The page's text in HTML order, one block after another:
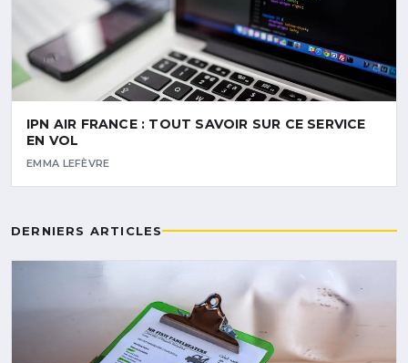
IPN AIR FRANCE : TOUT SAVOIR SUR CE SERVICE
EN VOL
EMMA LEFÈVRE
DERNIERS ARTICLES